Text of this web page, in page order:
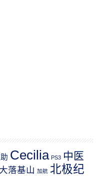
Cecilia PS3 中医
落基山 加航 北极纪